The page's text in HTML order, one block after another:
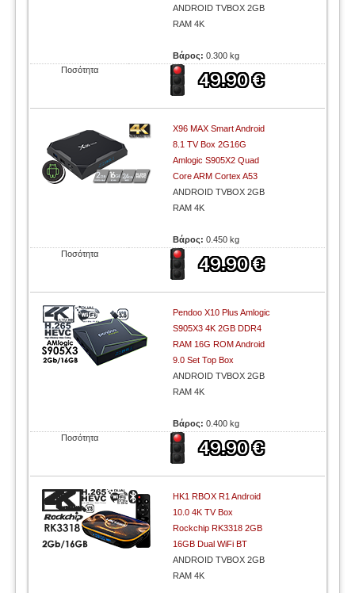
ANDROID TVBOX 2GB
RAM 4K
Βάρος:0.300 kg
Ποσότητα
X96 MAX Smart Android
8.1 TV Box 2G16G
Amlogic S905X2 Quad
Core ARM Cortex A53
ANDROID TVBOX 2GB
RAM 4K
Βάρος:0.450 kg
Ποσότητα
Pendoo X10 Plus Amlogic
S905X3 4K 2GB DDR4
RAM 16G ROM Android
9.0 Set Top Box
ANDROID TVBOX 2GB
RAM 4K
Βάρος:0.400 kg
Ποσότητα
HK1 RBOX R1 Android
10.0 4K TV Box
Rockchip RK3318 2GB
16GB Dual WiFi BT
ANDROID TVBOX 2GB
RAM 4K